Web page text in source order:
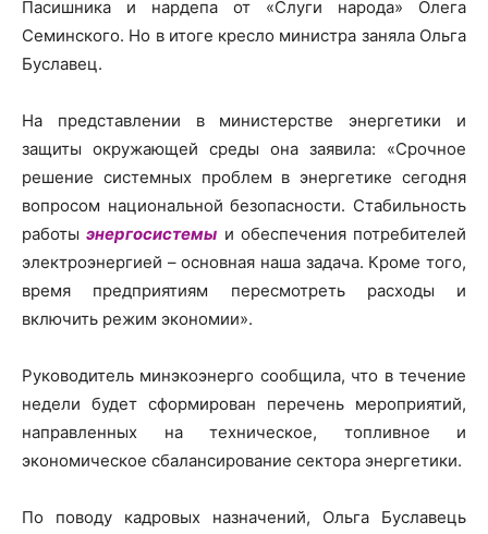
Пасишника и нардепа от «Слуги народа» Олега
Семинского. Но в итоге кресло министра заняла Ольга
Буславец.
На представлении в министерстве энергетики и
защиты окружающей среды она заявила: «Срочное
решение системных проблем в энергетике сегодня
вопросом национальной безопасности. Стабильность
работыэнергосистемы и обеспечения потребителей
электроэнергией – основная наша задача. Кроме того,
время предприятиям пересмотреть расходы и
включить режим экономии».
Руководитель минэкоэнерго сообщила, что в течение
недели будет сформирован перечень мероприятий,
направленных на техническое, топливное и
экономическое сбалансирование сектора энергетики.
По поводу кадровых назначений, Ольга Буславець